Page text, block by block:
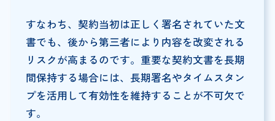
すなわち、契約当初は正しく署名されていた文
書でも、後から第三者により内容を改変される
リスクが高まるのです。重要な契約文書を長期
間保持する場合には、長期署名やタイムスタン
プを活用して有効性を維持することが不可欠で
す。